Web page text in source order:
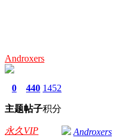
Androxers
0
主题
440
帖子
1452
积分
永久VIP Androxers